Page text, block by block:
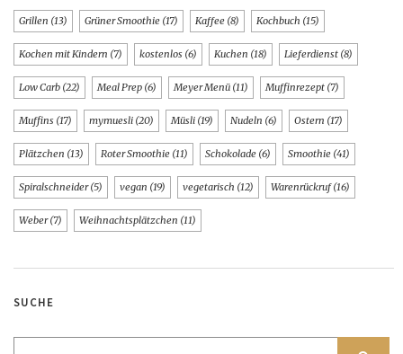
Grillen (13) Grüner Smoothie (17) Kaffee (8) Kochbuch (15)
Kochen mit Kindern (7) kostenlos (6) Kuchen (18) Lieferdienst (8)
Low Carb (22) Meal Prep (6) Meyer Menü (11) Muffinrezept (7)
Muffins (17) mymuesli (20) Müsli (19) Nudeln (6) Ostern (17)
Plätzchen (13) Roter Smoothie (11) Schokolade (6) Smoothie (41)
Spiralschneider(5) vegan (19) vegetarisch (12) Warenrückruf(16)
Weber(7) Weihnachtsplätzchen (11)
SUCHE